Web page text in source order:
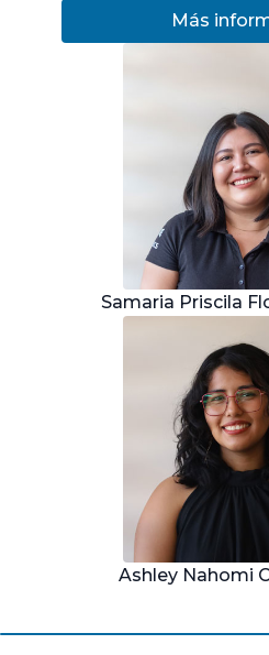
Más
Samaria Priscila
Ashley Nahomi